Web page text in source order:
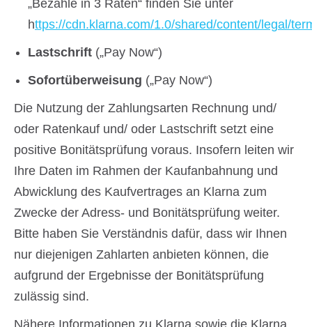
„Bezahle in 3 Raten“ finden Sie unter
https://cdn.klarna.com/1.0/shared/content/legal/
Lastschrift („Pay Now“)
Sofortüberweisung („Pay Now“)
Die Nutzung der Zahlungsarten Rechnung und/
oder Ratenkauf und/ oder Lastschrift setzt eine
positive Bonitätsprüfung voraus. Insofern leiten wir
Ihre Daten im Rahmen der Kaufanbahnung und
Abwicklung des Kaufvertrages an Klarna zum
Zwecke der Adress- und Bonitätsprüfung weiter.
Bitte haben Sie Verständnis dafür, dass wir Ihnen
nur diejenigen Zahlarten anbieten können, die
aufgrund der Ergebnisse der Bonitätsprüfung
zulässig sind.
Nähere Informationen zu Klarna sowie die Klarna